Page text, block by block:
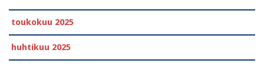
toukokuu 2025
huhtikuu 2025